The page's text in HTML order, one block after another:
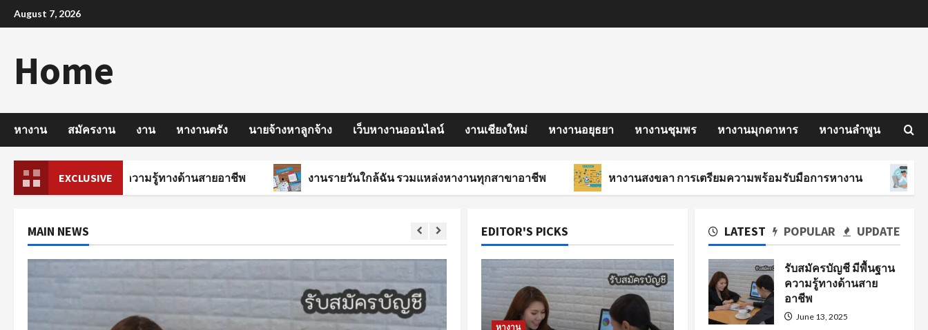
Skip
to
August 7, 2026
Home
หางาน สมัครงาน งาน หางานตรัง นายจ้างหาลูกจ้าง เว็บหางานออนไลน์ งานเชียงใหม่ หางานอยุธยา หางานชุมพร หางานมุกดาหาร หางานลำพูน
EXCLUSIVE
ญชี มีพื้นฐานความรู้ทางด้านสายอาชีพ งานรายวันใกล้ฉัน รวมแหล่งหางานทุกสาขาอาชีพ หางานสงขลา การเตรียมความพร้อมรับมือการหางาน นักศึกษาฝึ
MAIN NEWS LATEST POPULAR UPDATE
รับสมัครบัญชี มีพื้นฐาน
ความรู้ทางด้านสาย
อาชีพ
June 13, 2025
EDITOR'S PICKS
หางาน